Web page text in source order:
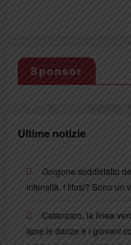
Sponsor
Ultime notizie
Gorgone soddisfatto
intensità. I tifosi? Sono un
Catanzaro, la linea
apre le danze e i giovani